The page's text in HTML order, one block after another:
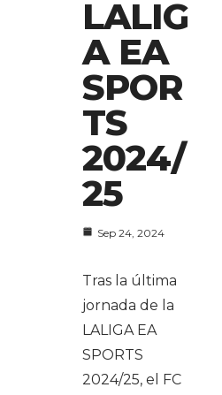
LALIG
A EA
SPOR
TS
2024/
25
Sep 24, 2024
Tras la última
jornada de la
LALIGA EA
SPORTS
2024/25, el FC